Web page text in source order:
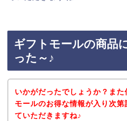
ギフトモールの商品
った～♪
いかがだったでしょうか？また
モールのお得な情報が入り次第
ていただきますね♪